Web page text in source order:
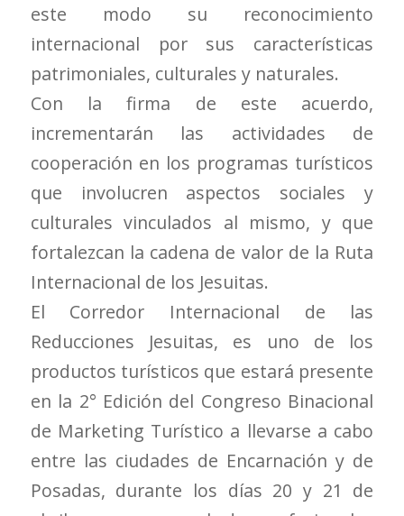
este modo su reconocimiento
internacional por sus características
patrimoniales, culturales y naturales.
Con la firma de este acuerdo,
incrementarán las actividades de
cooperación en los programas turísticos
que involucren aspectos sociales y
culturales vinculados al mismo, y que
fortalezcan la cadena de valor de la Ruta
Internacional de los Jesuitas.
El Corredor Internacional de las
Reducciones Jesuitas, es uno de los
productos turísticos que estará presente
en la 2° Edición del Congreso Binacional
de Marketing Turístico a llevarse a cabo
entre las ciudades de Encarnación y de
Posadas, durante los días 20 y 21 de